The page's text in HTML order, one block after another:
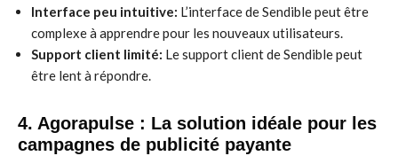
Interface peu intuitive: L’interface de Sendible peut être
complexe à apprendre pour les nouveaux utilisateurs.
Support client limité: Le support client de Sendible peut
être lent à répondre.
4. Agorapulse : La solution idéale pour les
campagnes de publicité payante